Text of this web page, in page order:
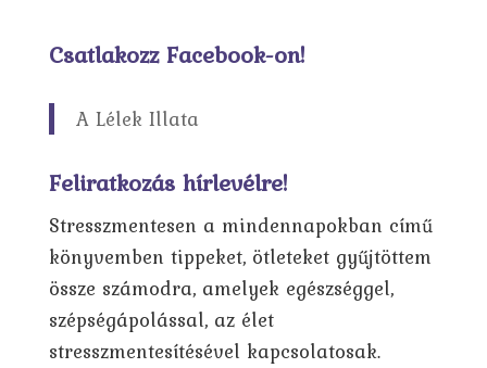
Csatlakozz Facebook-on!
A Lélek Illata
Feliratkozás hírlevélre!
Stresszmentesen a mindennapokban című
könyvemben tippeket, ötleteket gyűjtöttem
össze számodra, amelyek egészséggel,
szépségápolással, az élet
stresszmentesítésével kapcsolatosak.